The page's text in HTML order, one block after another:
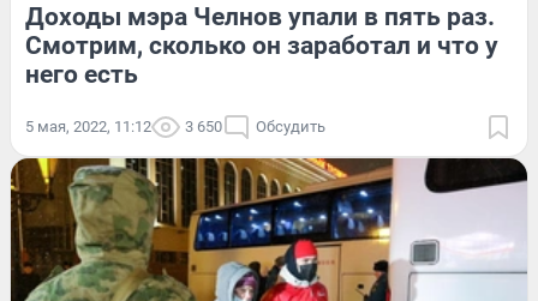
Доходы мэра Челнов упали в пять раз.
Смотрим, сколько он заработал и что у
него есть
5 мая, 2022, 11:12 3 650 Обсудить